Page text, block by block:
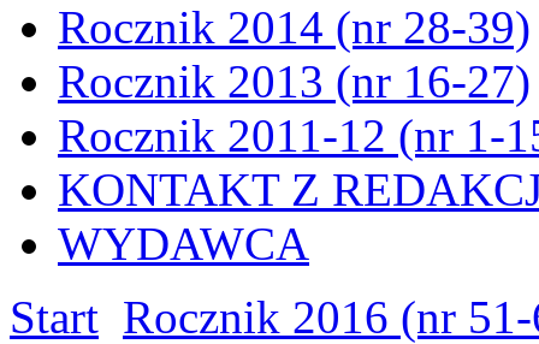
Rocznik 2014 (nr 28-39)
Rocznik 2013 (nr 16-27)
Rocznik 2011-12 (nr 1-
KONTAKT Z
WYDAWCA
Start Rocznik 2016 (nr